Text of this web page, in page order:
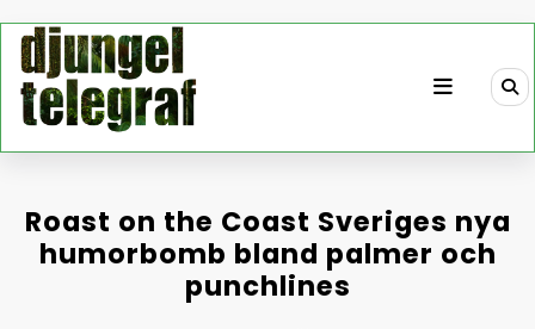
innehåll
Roast on the Coast Sveriges nya
humorbomb bland palmer och
punchlines